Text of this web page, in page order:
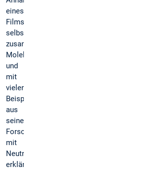
eines
Films,
selbst
zusammengesteckten
Molekülen
und
mit
vielen
Beispielen
aus
seiner
Forschung
mit
Neutronen
erklärte